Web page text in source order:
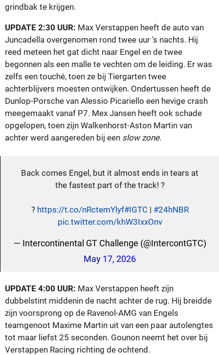
grindbak te krijgen.
UPDATE 2:30 UUR: Max Verstappen heeft de auto van
Juncadella overgenomen rond twee uur 's nachts. Hij
reed meteen het gat dicht naar Engel en de twee
begonnen als een malle te vechten om de leiding. Er was
zelfs een touché, toen ze bij Tiergarten twee
achterblijvers moesten ontwijken. Ondertussen heeft de
Dunlop-Porsche van Alessio Picariello een hevige crash
meegemaakt vanaf P7. Mex Jansen heeft ook schade
opgelopen, toen zijn Walkenhorst-Aston Martin van
achter werd aangereden bij een slow zone.
Back comes Engel, but it almost ends in tears at
the fastest part of the track! ?
? https://t.co/nRctemYlyf#IGTC| #24hNBR
pic.twitter.com/khW3IxxOnv
— Intercontinental GT Challenge (@IntercontGTC)
May 17, 2026
UPDATE 4:00 UUR: Max Verstappen heeft zijn
dubbelstint middenin de nacht achter de rug. Hij breidde
zijn voorsprong op de Ravenol-AMG van Engels
teamgenoot Maxime Martin uit van een paar autolengtes
tot maar liefst 25 seconden. Gounon neemt het over bij
Verstappen Racing richting de ochtend.